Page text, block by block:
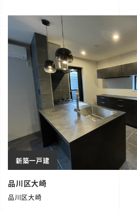
新築一戸建
品川区大崎
品川区大崎